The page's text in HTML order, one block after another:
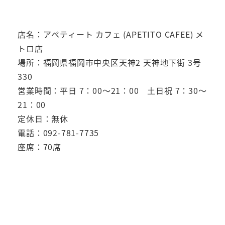
店名：アペティート カフェ (APETITO CAFEE) メ
トロ店
場所：福岡県福岡市中央区天神2 天神地下街 3号
330
営業時間：平日 7：00～21：00 土日祝 7：30～
21：00
定休日：無休
電話：092-781-7735
座席：70席